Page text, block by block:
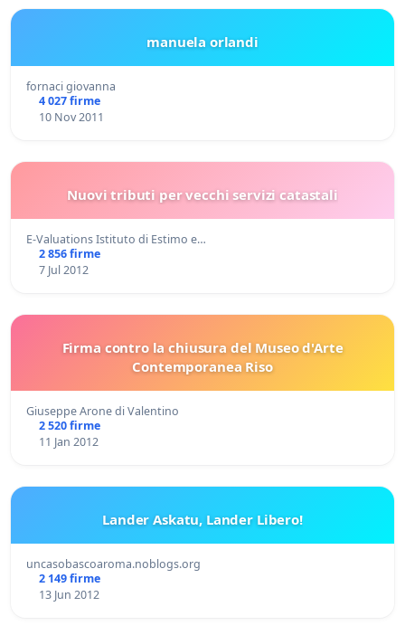
manuela orlandi
fornaci giovanna
4 027 firme
10 Nov 2011
Nuovi tributi per vecchi servizi catastali
E-Valuations Istituto di Estimo e…
2 856 firme
7 Jul 2012
Firma contro la chiusura del Museo d'Arte
Contemporanea Riso
Giuseppe Arone di Valentino
2 520 firme
11 Jan 2012
Lander Askatu, Lander Libero!
uncasobascoaroma.noblogs.org
2 149 firme
13 Jun 2012